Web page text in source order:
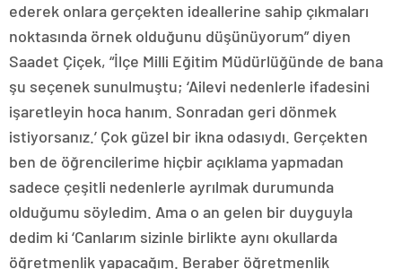
ederek onlara gerçekten ideallerine sahip çıkmaları
noktasında örnek olduğunu düşünüyorum” diyen
Saadet Çiçek, “İlçe Milli Eğitim Müdürlüğünde de bana
şu seçenek sunulmuştu; ‘Ailevi nedenlerle ifadesini
işaretleyin hoca hanım. Sonradan geri dönmek
istiyorsanız.’ Çok güzel bir ikna odasıydı. Gerçekten
ben de öğrencilerime hiçbir açıklama yapmadan
sadece çeşitli nedenlerle ayrılmak durumunda
olduğumu söyledim. Ama o an gelen bir duyguyla
dedim ki ‘Canlarım sizinle birlikte aynı okullarda
öğretmenlik yapacağım. Beraber öğretmenlik